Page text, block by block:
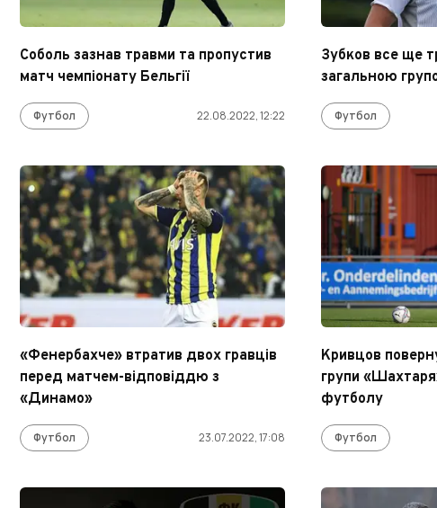
Соболь зазнав травми та пропустив
матч чемпіонату Бельгії
Футбол 22.08.2022, 12:22
Зубков все ще
загальною
Футбол
«Фенербахче» втратив двох гравців
перед матчем-відповіддю з
«Динамо»
Футбол 23.07.2022, 17:08
Кривцов
групи
футболу
Футбол